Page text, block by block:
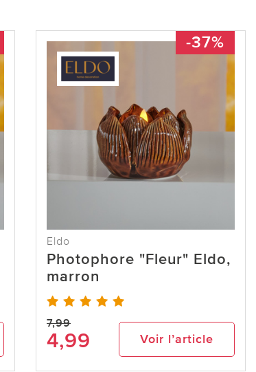
-37%
Eldo
Photophore "Fleur" Eldo,
marron
7,99
4,99 Voir l’article